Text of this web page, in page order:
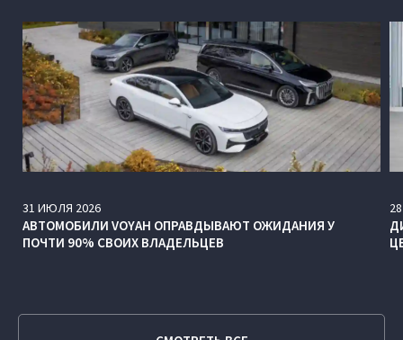
31 ИЮЛЯ 2026
АВТОМОБИЛИ VOYAH ОПРАВДЫВАЮТ ОЖИДАНИЯ У
ПОЧТИ 90% СВОИХ ВЛАДЕЛЬЦЕВ
28